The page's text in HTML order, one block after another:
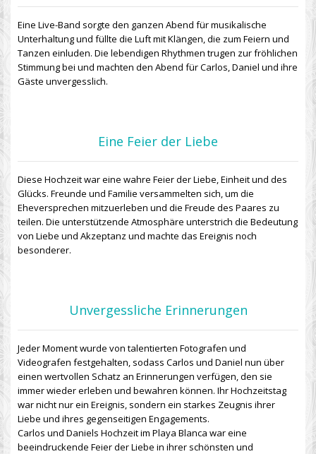
Eine Live-Band sorgte den ganzen Abend für musikalische
Unterhaltung und füllte die Luft mit Klängen, die zum Feiern und
Tanzen einluden. Die lebendigen Rhythmen trugen zur fröhlichen
Stimmung bei und machten den Abend für Carlos, Daniel und ihre
Gäste unvergesslich.
Eine Feier der Liebe
Diese Hochzeit war eine wahre Feier der Liebe, Einheit und des
Glücks. Freunde und Familie versammelten sich, um die
Eheversprechen mitzuerleben und die Freude des Paares zu
teilen. Die unterstützende Atmosphäre unterstrich die Bedeutung
von Liebe und Akzeptanz und machte das Ereignis noch
besonderer.
Unvergessliche Erinnerungen
Jeder Moment wurde von talentierten Fotografen und
Videografen festgehalten, sodass Carlos und Daniel nun über
einen wertvollen Schatz an Erinnerungen verfügen, den sie
immer wieder erleben und bewahren können. Ihr Hochzeitstag
war nicht nur ein Ereignis, sondern ein starkes Zeugnis ihrer
Liebe und ihres gegenseitigen Engagements.
Carlos und Daniels Hochzeit im Playa Blanca war eine
beeindruckende Feier der Liebe in ihrer schönsten und